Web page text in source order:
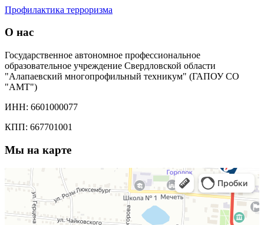
Профилактика терроризма
О нас
Государственное автономное профессиональное
образовательное учреждение Свердловской области
"Алапаевский многопрофильный техникум" (ГАПОУ СО
"АМТ")
ИНН: 6601000077
КПП: 667701001
Мы на карте